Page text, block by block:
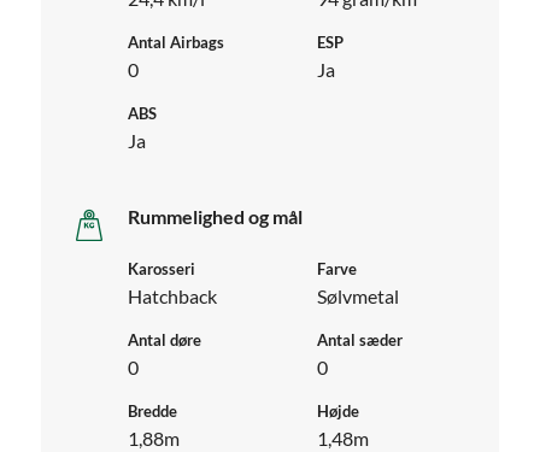
Antal Airbags
0
ESP
Ja
ABS
Ja
Rummelighed og mål
Karosseri
Hatchback
Farve
Sølvmetal
Antal døre
0
Antal sæder
0
Bredde
1,88m
Højde
1,48m